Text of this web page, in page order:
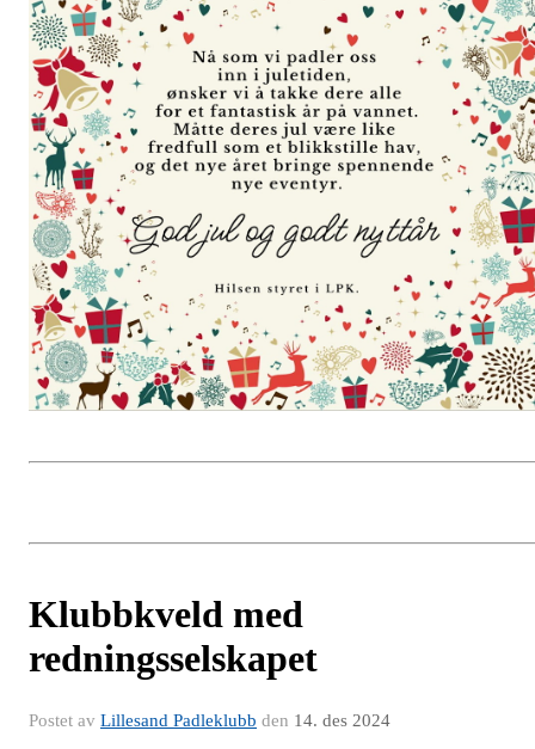
Klubbkveld med
redningsselskapet
Postet av Lillesand Padleklubb den 14. des 2024